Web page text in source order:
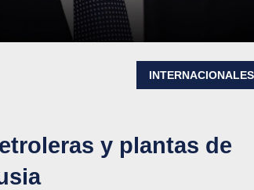
INTERNACIONALES
y plantas de